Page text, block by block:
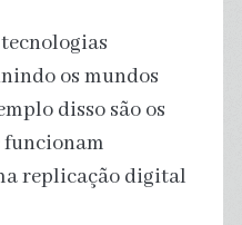
os mundos
disso são os
funcionam
replicação digital